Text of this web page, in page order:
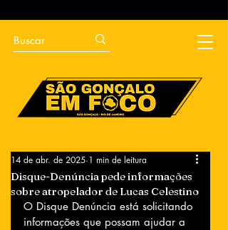
Disque-Denúncia pede informações
sobre atropelador de Lucas Celestino
14 de abr. de 2025 1 min de leitura
O Disque Denúncia está solicitando
informações que possam ajudar a